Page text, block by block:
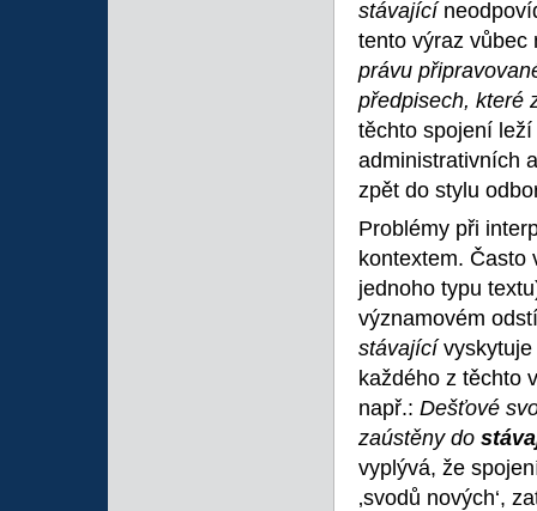
stávající
tento výraz
právu
předpisech, které
těchto spojení
administrativních
zpět do stylu
Problémy při
kontextem. Často
jednoho typu
významovém
stávající
každého z těchto
např.: Dešťové
zaústěny do
vyplývá, že
‚svodů nových‘,